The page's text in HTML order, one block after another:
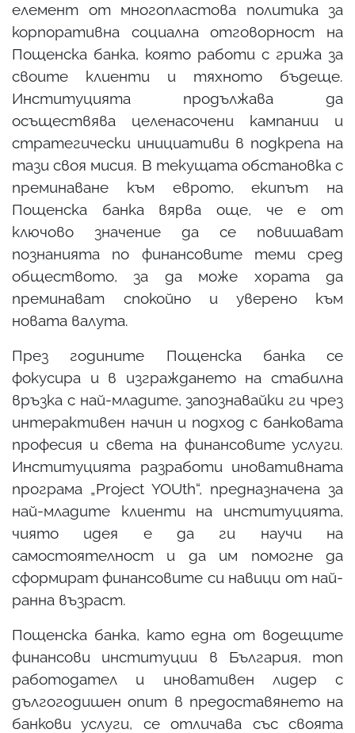
елемент от многопластова политика за
корпоративна социална отговорност на
Пощенска банка, която работи с грижа за
своите клиенти и тяхното бъдеще.
Институцията продължава да
осъществява целенасочени кампании и
стратегически инициативи в подкрепа на
тази своя мисия. В текущата обстановка с
преминаване към еврото, екипът на
Пощенска банка вярва още, че е от
ключово значение да се повишават
познанията по финансовите теми сред
обществото, за да може хората да
преминават спокойно и уверено към
новата валута.
През годините Пощенска банка се
фокусира и в изграждането на стабилна
връзка с най-младите, запознавайки ги чрез
интерактивен начин и подход с банковата
професия и света на финансовите услуги.
Институцията разработи иновативната
програма „Project YOUth“, предназначена за
най-младите клиенти на институцията,
чиято идея е да ги научи на
самостоятелност и да им помогне да
сформират финансовите си навици от най-
ранна възраст.
Пощенска банка, като една от водещите
финансови институции в България, топ
работодател и иновативен лидер с
дългогодишен опит в предоставянето на
банкови услуги, се отличава със своята